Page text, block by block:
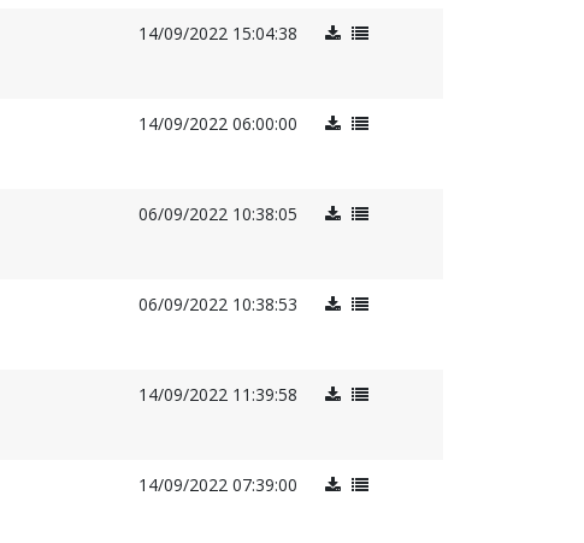
14/09/2022 15:04:38
14/09/2022 06:00:00
06/09/2022 10:38:05
06/09/2022 10:38:53
14/09/2022 11:39:58
14/09/2022 07:39:00